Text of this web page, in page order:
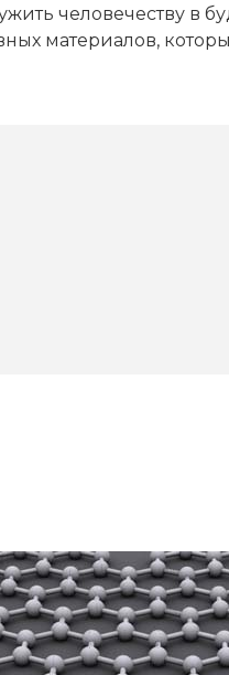
человечеству в
материалов,